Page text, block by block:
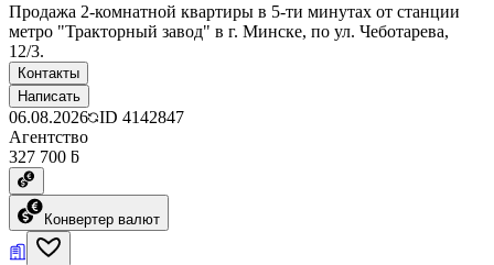
Продажа 2-комнатной квартиры в 5-ти минутах от станции
метро "Тракторный завод" в г. Минске, по ул. Чеботарева,
12/3.
Контакты
Написать
06.08.2026 ID 4142847
Агентство
327 700 ƃ
Конвертер валют